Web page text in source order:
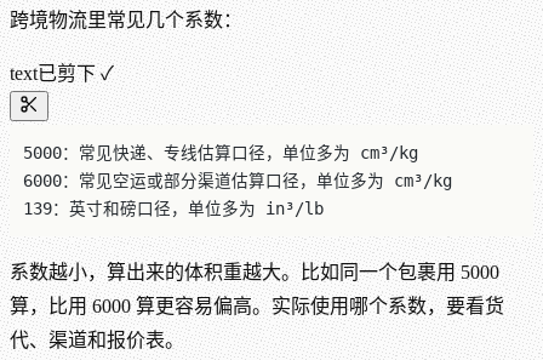
跨境物流里常见几个系数：
text已剪下 ✓
5000：常见快递、专线估算口径，单位多为 cm³/kg
6000：常见空运或部分渠道估算口径，单位多为 cm³/kg
139：英寸和磅口径，单位多为 in³/lb
系数越小，算出来的体积重越大。比如同一个包裹用 5000
算，比用 6000 算更容易偏高。实际使用哪个系数，要看货
代、渠道和报价表。